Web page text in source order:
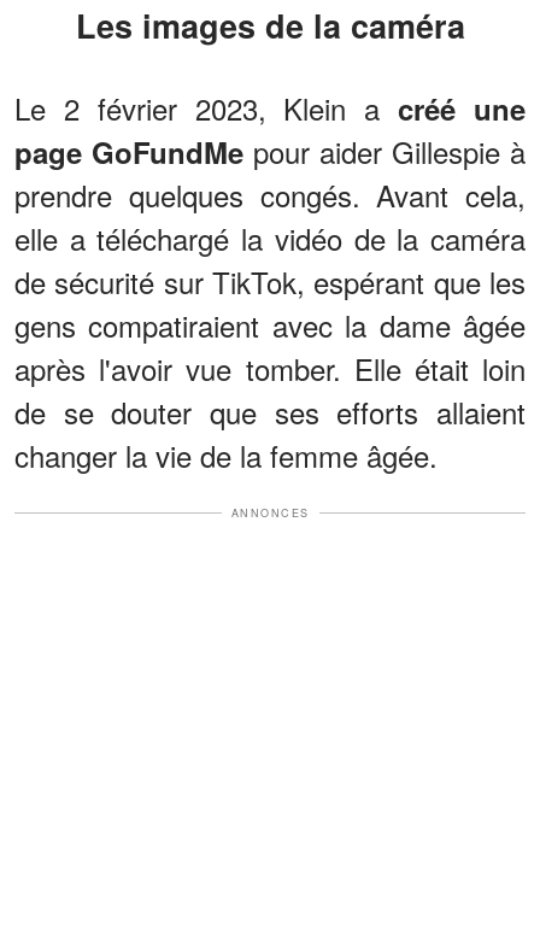
Les images de la caméra
Le 2 février 2023, Klein acréé une
page GoFundMe pour aider Gillespie à
prendre quelques congés. Avant cela,
elle a téléchargé la vidéo de la caméra
de sécurité sur TikTok, espérant que les
gens compatiraient avec la dame âgée
après l'avoir vue tomber. Elle était loin
de se douter que ses efforts allaient
changer la vie de la femme âgée.
ANNONCES